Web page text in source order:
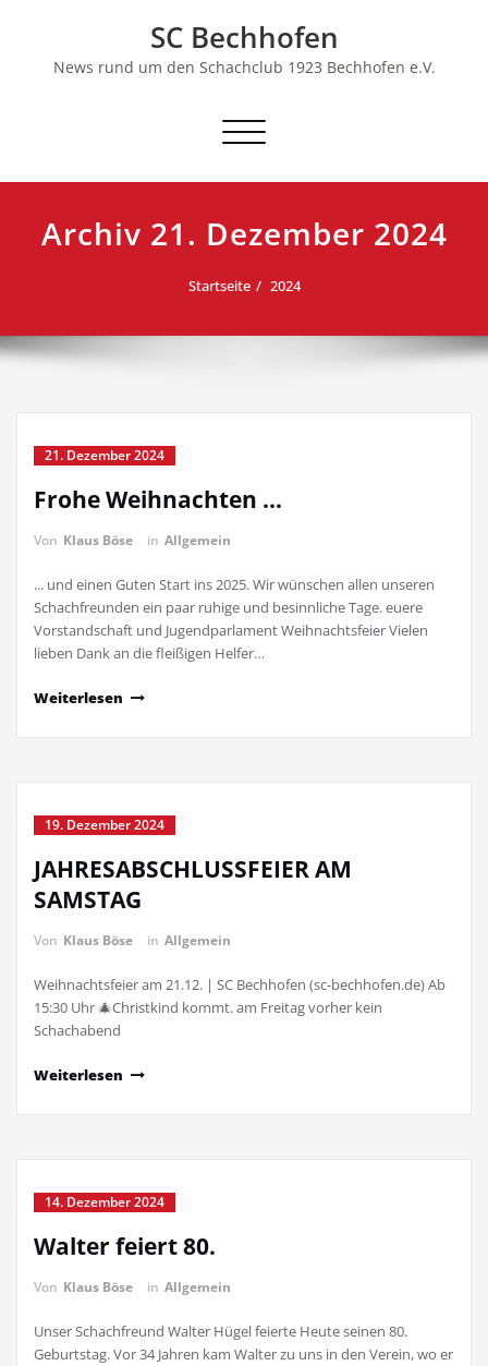
SC Bechhofen
News rund um den Schachclub 1923 Bechhofen e.V.
Schalte
Archiv 21. Dezember 2024
Startseite 2024
21. Dezember 2024
Frohe Weihnachten …
Von Klaus Böse in Allgemein
... und einen Guten Start ins 2025. Wir wünschen allen unseren
Schachfreunden ein paar ruhige und besinnliche Tage. euere
Vorstandschaft und Jugendparlament Weihnachtsfeier Vielen
lieben Dank an die fleißigen Helfer…
Weiterlesen
19. Dezember 2024
JAHRESABSCHLUSSFEIER AM
SAMSTAG
Von Klaus Böse in Allgemein
Weihnachtsfeier am 21.12. | SC Bechhofen (sc-bechhofen.de) Ab
15:30 Uhr 🎄Christkind kommt. am Freitag vorher kein
Schachabend
Weiterlesen
14. Dezember 2024
Walter feiert 80.
Von Klaus Böse in Allgemein
Unser Schachfreund Walter Hügel feierte Heute seinen 80.
Geburtstag. Vor 34 Jahren kam Walter zu uns in den Verein, wo er